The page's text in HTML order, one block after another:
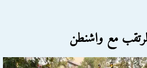
مع واشنطن